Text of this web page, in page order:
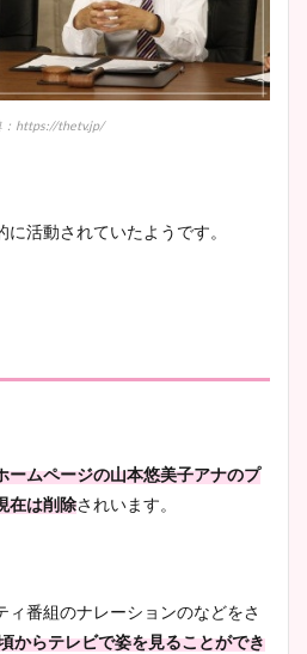
：https://thetv.jp/
活動されていたようです。
ームページの山本悠美子アナのプ
在は削除されいます。
ィ番組のナレーションのなどをさ
からテレビで姿を見ることができ